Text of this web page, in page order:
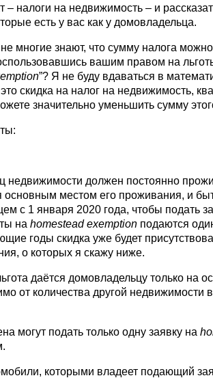
– налоги на недвижимость – и
есть у вас как у домовладельца.
многие знают, что сумму налога
вашим правом на
”? Я не буду вдаваться в
скидка на налог на недвижимость,
значительно уменьшить сумму
недвижимости должен постоянно
основным местом его проживания, и
с 1 января 2020 года, чтобы подать
на homestead exemptionподаются
годы скидка уже будет
о которых я скажу ниже.
даётся домовладельцу только на
от количества другой недвижимости
могут подать только одну заявку на
которыми владеет подающий